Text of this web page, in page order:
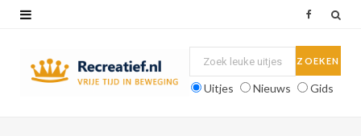
Uitjes Nieuws Gids